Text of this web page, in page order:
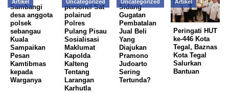
Artikel
Sambangi
desa anggota
polsek
sebangau
Kuala
Sampaikan
Pesan
Kamtibmas
kepada
Warganya
Uncategorized
personel Sat
polairud
Polres
Pulang Pisau
Sosialisasi
Maklumat
Kapolda
Kalteng
Tentang
Larangan
Karhutla
Uncategorized
Sidang
Gugatan
Pembatalan
Jual Beli
Yang
Diajukan
Pramono
Judoarto
Sering
Tertunda?
Artikel
Peringati HUT
ke-446 Kota
Tegal, Baznas
Kota Tegal
Salurkan
Bantuan